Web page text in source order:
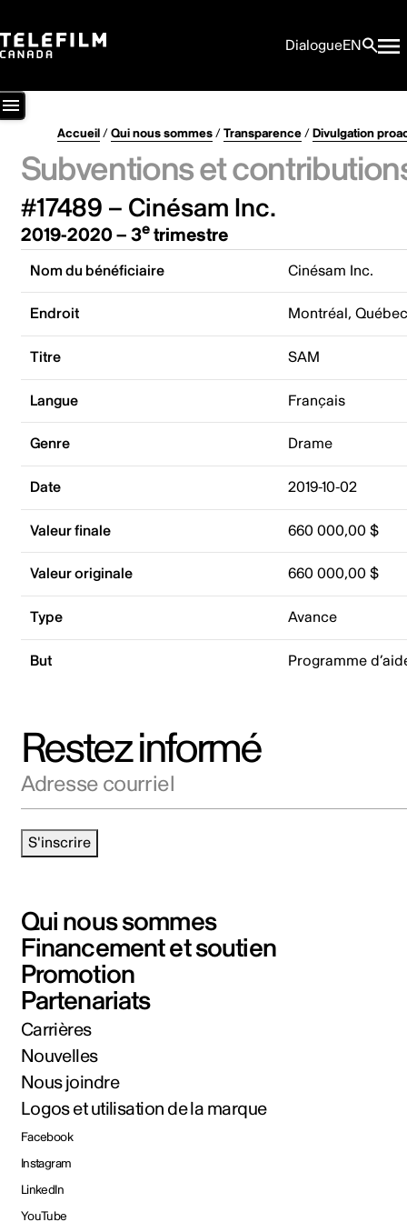
DialogueEN
Accueil/Qui nous sommes/Transparence/Divulgation
Subventions et
#17489 – Cinésam Inc.
2019-2020 – 3etrimestre
Nom du bénéficiaire Cinésam Inc.
Endroit Montréal,
Titre SAM
Langue Français
Genre Drame
Date 2019-10-02
Valeur finale 660 000,00 $
Valeur originale 660 000,00 $
Type Avance
But Programme
Restez informé
S'inscrire
Qui nous sommes
Financement et soutien
Promotion
Partenariats
Carrières
Nouvelles
Nous joindre
Logos et utilisation de la marque
Facebook
Instagram
LinkedIn
YouTube